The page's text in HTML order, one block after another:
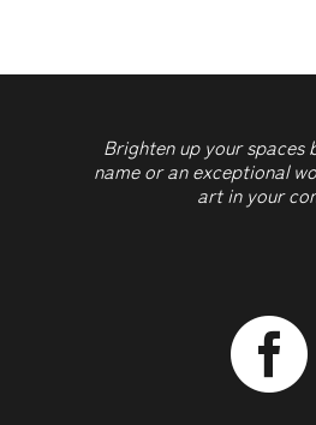
Brighten up your spaces
name or an exceptional
art in your
